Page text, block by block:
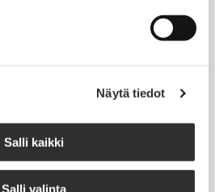
Näytä tiedot
Salli kaikki
Salli valinta
palkkaus seurakuntien hengellisessä